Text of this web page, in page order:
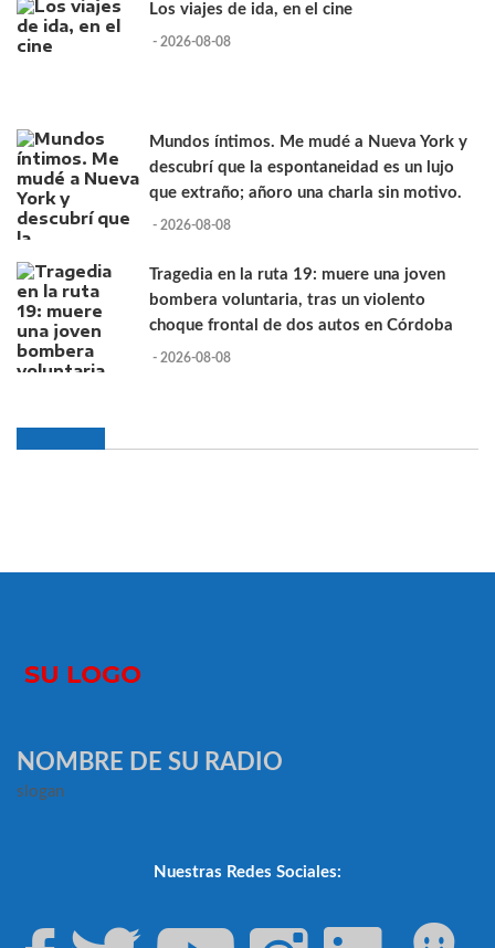
Los viajes de ida, en el cine
- 2026-08-08
Mundos íntimos. Me mudé a Nueva York y
descubrí que la espontaneidad es un lujo
que extraño; añoro una charla sin motivo.
- 2026-08-08
Tragedia en la ruta 19: muere una joven
bombera voluntaria, tras un violento
choque frontal de dos autos en Córdoba
- 2026-08-08
NOMBRE DE SU RADIO
slogan
Nuestras Redes Sociales: